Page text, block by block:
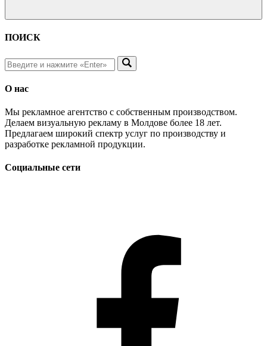
ПОИСК
О нас
Мы рекламное агентство с собственным производством.
Делаем визуальную рекламу в Молдове более 18 лет.
Предлагаем широкий спектр услуг по производству и
разработке рекламной продукции.
Социальные сети